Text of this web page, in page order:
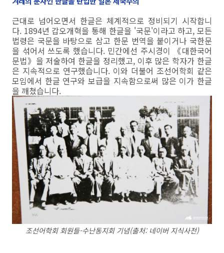
근대로 넘어오면서 한글은 체계적으로 정비되기 시작합니
다. 1894년 갑오개혁을 통해 한글을 '국문'이라고 하고, 모든
법령은 국문을 바탕으로 삼고 한문 번역을 붙이거나 국한문
을 섞어서 쓰도록 했습니다. 민간에선 주시경이 《대한국어
문법》을 저술하여 한글을 정리했고, 이후 많은 학자가 한글
은 지속적으로 연구했습니다. 이와 더불어 조선어학회 같은
모임에서 한글 연구와 보급을 지속함으로써 많은 이가 한글
을 깨쳤습니다.
조선어학회 회원들-수난동지회 기념(출처: 네이버 지식사전)